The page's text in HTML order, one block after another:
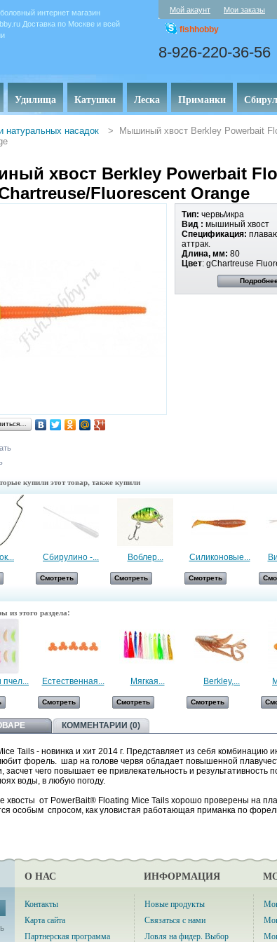
интернет магазин
Доставка по Москве и всей
Мой акаунт Мои заказы
fishhobby
8-926-220-36-56
Удилища Катушки Леска Приманки
натуральных насадок >
Мышиный хвост Berkley Powerbait
хвост Berkley Powerbait
Fluorescent Orange
Тип: червь/икра
Вид : мышиный хвост
Спецификация:
аттрак.
Длина, мм: 80
Цвет: gChartreuse
купили этот товар, также купили
Сбирулино -...
Смотреть
Воблер...
Смотреть
Силиконовые...
Смотреть
из этого раздела:
пчел... Естественная...
Смотреть
Мягкая...
Смотреть
Berkley,...
Смотреть
КОММЕНТАРИИ (0)
Tails - новинка и хит 2014 г. Представляет из себя комбинацию
форель. шар на голове червя обладает повышенной
засчет чего повышает ее привлекательность и результативность
воды, в любую погоду.
от PowerBait® Floating Mice Tails хорошо проверены на
особым спросом, как уловистая работающая приманка по
О НАС
Контакты
Карта сайта
Партнерская программа
ИНФОРМАЦИЯ
Новые продукты
Связаться с нами
Ловля на фидер. Выбор